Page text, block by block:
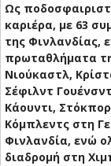
Ως
καριέρα, με 63
της Φινλανδίας,
πρωταθλήματα
Νιούκαστλ,
Σέφιλντ
Κάουντι,
Κόμπλεντς στη
Φινλανδία, ενώ
διαδρομή στη